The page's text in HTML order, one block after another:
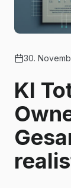
30.
KI